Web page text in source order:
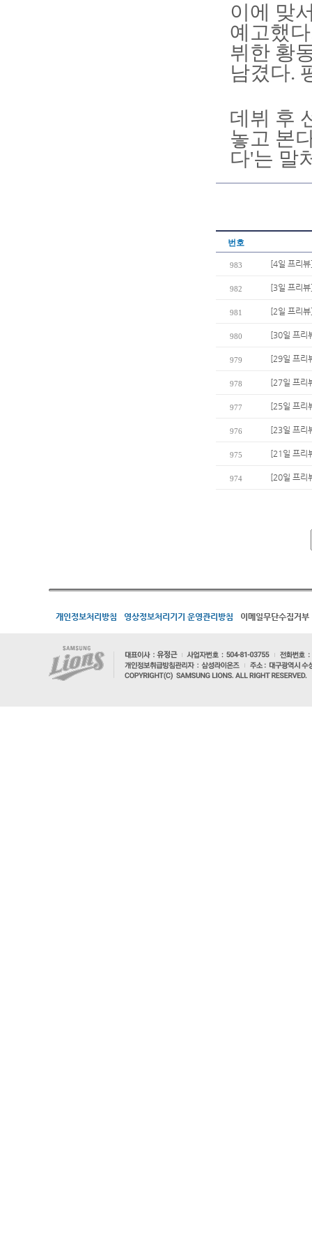
이에 맞
예고했
뷔한 황
남겼다.
데뷔 후
놓고 본
다'는 말
번호
983 [4일 프리
982 [3일 프리
981 [2일 프리
980 [30일 프리
979 [29일 프리
978 [27일 프리
977 [25일 프리
976 [23일 프리
975 [21일 프리
974 [20일 프리
개인정보처리방침 영상정보처리기기 운영관리방침 이메일무단수집거부